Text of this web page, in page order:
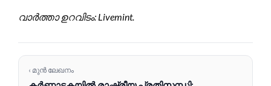
വാർത്താ ഉറവിടം: Livemint.
‹ മുൻ ലേഖനം